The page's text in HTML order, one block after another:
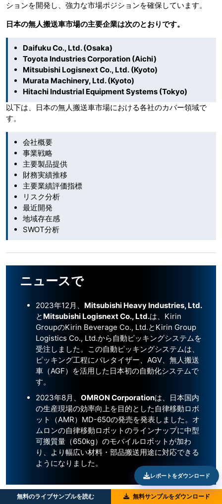
ションを開発し、強力な市場ポジションを確保しています。
日本の無人搬送車市場の主要企業は次のとおりです。
Daifuku Co., Ltd. (Osaka)
Toyota Industries Corporation (Aichi)
Mitsubishi Logisnext Co., Ltd. (Kyoto)
Murata Machinery, Ltd. (Kyoto)
Hitachi Industrial Equipment Systems (Tokyo)
以下は、日本の無人搬送車市場における各社のカバー領域で
す。
会社概要
事業戦略
主要製品提供
財務実績推移
主要業績評価指標
リスク分析
最近開発
地域存在感
SWOT分析
ニュースで
2023年12月、 Mitsubishi Heavy Industries, Ltd.
と Mitsubishi Logisnext Co., Ltd.は、Kirin
GroupのKirin Beverage Co., Ltd.とKirin Group
Logistics Co., Ltd.から自動ピッキングシステムを
受注しました。この自動ピッキングシステムは、
ピッキング工程にパレタイザー、AGV、無人搬送
車（AGF）を活用した日本初の自動化システムで
す。
2023年8月、 OMRON Corporationは、日本国内
の生産現場の効率向上を目的とした自律移動ロボ
ット（AMR）MD-650の発売を発表しました。オ
ムロンの自律移動ロボットのラインナップに中型
可搬質量（650kg）のモバイルロボットが加わ
り、より幅広い材料・部品搬送用途に対応できる
ようになりました。
無料のライブサンプルを読む 無料サンプルをダウンロード
レポートをダウンロード